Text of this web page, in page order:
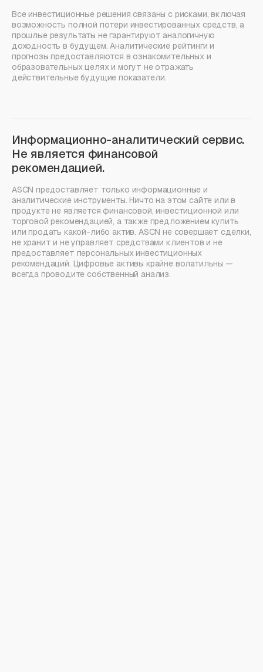
Все инвестиционные решения связаны с рисками, включая
возможность полной потери инвестированных средств, а
прошлые результаты не гарантируют аналогичную
доходность в будущем. Аналитические рейтинги и
прогнозы предоставляются в ознакомительных и
образовательных целях и могут не отражать
действительные будущие показатели.
Информационно-аналитический сервис.
Не является финансовой
рекомендацией.
ASCN предоставляет только информационные и
аналитические инструменты. Ничто на этом сайте или в
продукте не является финансовой, инвестиционной или
торговой рекомендацией, а также предложением купить
или продать какой-либо актив. ASCN не совершает сделки,
не хранит и не управляет средствами клиентов и не
предоставляет персональных инвестиционных
рекомендаций. Цифровые активы крайне волатильны —
всегда проводите собственный анализ.